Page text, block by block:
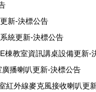
新-決標公告
統更新-決標公告
棟教室資訊講桌設備更新-
播喇叭更新-決標公告
紅外線麥克風接收喇叭更